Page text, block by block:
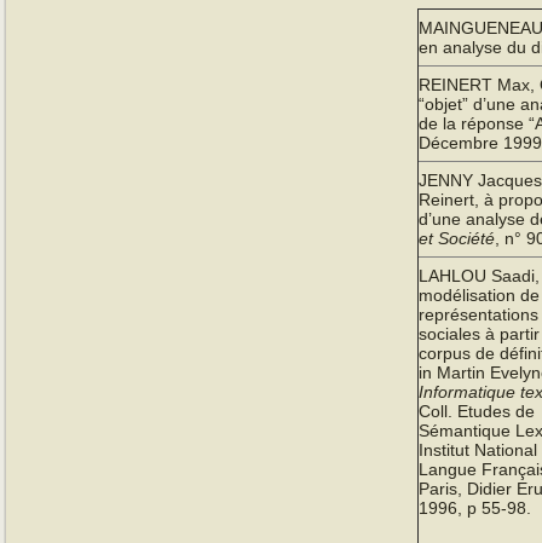
en analyse du
REINERT Max,
“objet” d’une
de la réponse
Décembre
JENNY
Reinert, à
d’une analyse
et Société , n°
LAHLOU
modélisation de
représentations
sociales à partir
corpus de
in Martin
Informatique
Coll. Etudes de
Sémantique
Institut National
Langue
Paris, Didier
1996, p 55-98.